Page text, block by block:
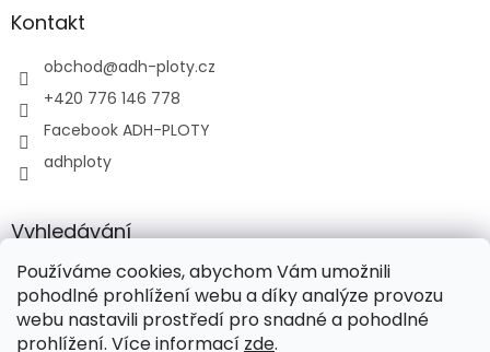
Používáme cookies, abychom Vám umožnili
pohodlné prohlížení webu a díky analýze provozu
webu nastavili prostředí pro snadné a pohodlné
prohlížení. Více informací zde.
Kontakt
obchod@adh-ploty.cz
+420 776 146 778
Facebook ADH-PLOTY
adhploty
Vyhledávání
HLEDAT